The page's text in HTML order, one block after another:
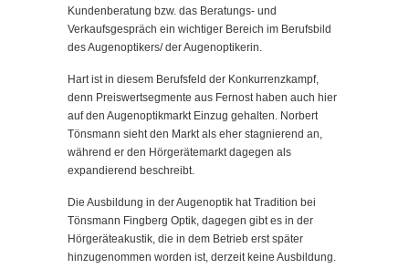
Kundenberatung bzw. das Beratungs- und
Verkaufsgespräch ein wichtiger Bereich im Berufsbild
des Augenoptikers/ der Augenoptikerin.
Hart ist in diesem Berufsfeld der Konkurrenzkampf,
denn Preiswertsegmente aus Fernost haben auch hier
auf den Augenoptikmarkt Einzug gehalten. Norbert
Tönsmann sieht den Markt als eher stagnierend an,
während er den Hörgerätemarkt dagegen als
expandierend beschreibt.
Die Ausbildung in der Augenoptik hat Tradition bei
Tönsmann Fingberg Optik, dagegen gibt es in der
Hörgeräteakustik, die in dem Betrieb erst später
hinzugenommen worden ist, derzeit keine Ausbildung.